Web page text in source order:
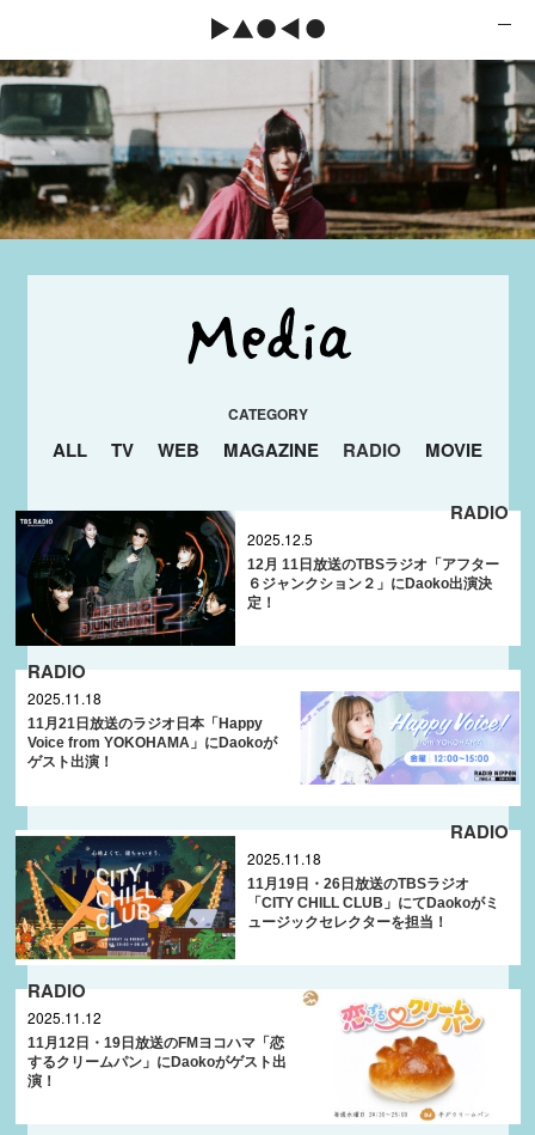
ALL TV WEB MAGAZINE RADIO MOVIE
RADIO
2025.12.5
12月 11日放送のTBSラジオ「アフター
６ジャンクション２」にDaoko出演決
定！
RADIO
2025.11.18
11月21日放送のラジオ日本「Happy
Voice from YOKOHAMA」にDaokoが
ゲスト出演！
RADIO
2025.11.18
11月19日・26日放送のTBSラジオ
「CITY CHILL CLUB」にてDaokoがミ
ュージックセレクターを担当！
RADIO
2025.11.12
11月12日・19日放送のFMヨコハマ「恋
するクリームパン」にDaokoがゲスト出
演！